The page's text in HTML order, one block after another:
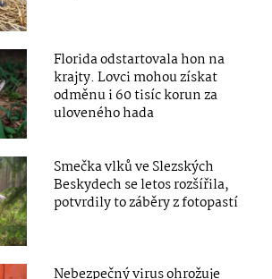
Florida odstartovala hon na
krajty. Lovci mohou získat
odměnu i 60 tisíc korun za
uloveného hada
Smečka vlků ve Slezských
Beskydech se letos rozšířila,
potvrdily to záběry z fotopastí